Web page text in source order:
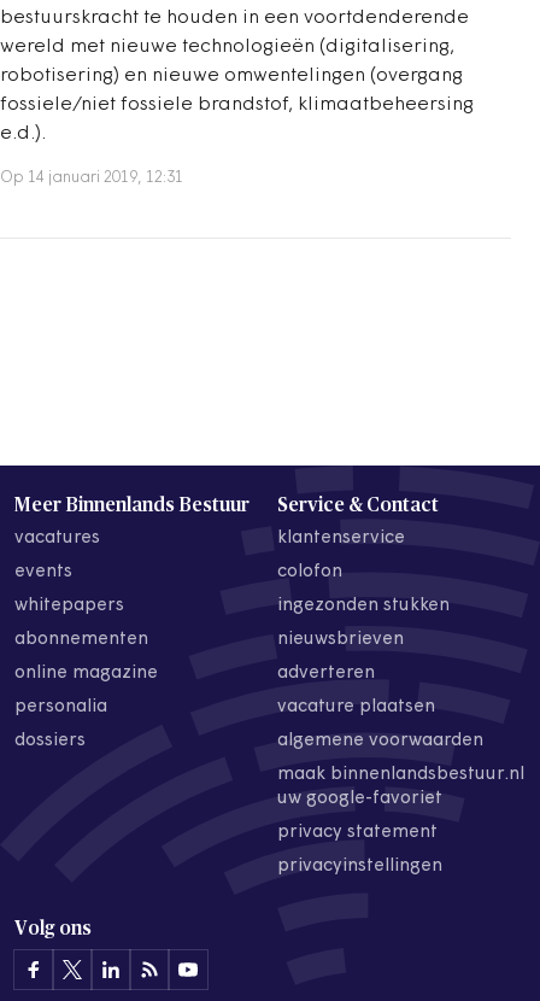
bestuurskracht te houden in een voortdenderende
wereld met nieuwe technologieën (digitalisering,
robotisering) en nieuwe omwentelingen (overgang
fossiele/niet fossiele brandstof, klimaatbeheersing
e.d.).
Op 14 januari 2019, 12:31
Meer Binnenlands Bestuur
vacatures
events
whitepapers
abonnementen
online magazine
personalia
dossiers
Service & Contact
klantenservice
colofon
ingezonden stukken
nieuwsbrieven
adverteren
vacature plaatsen
algemene voorwaarden
maak binnenlandsbestuur.nl
uw google-favoriet
privacy statement
privacyinstellingen
Volg ons